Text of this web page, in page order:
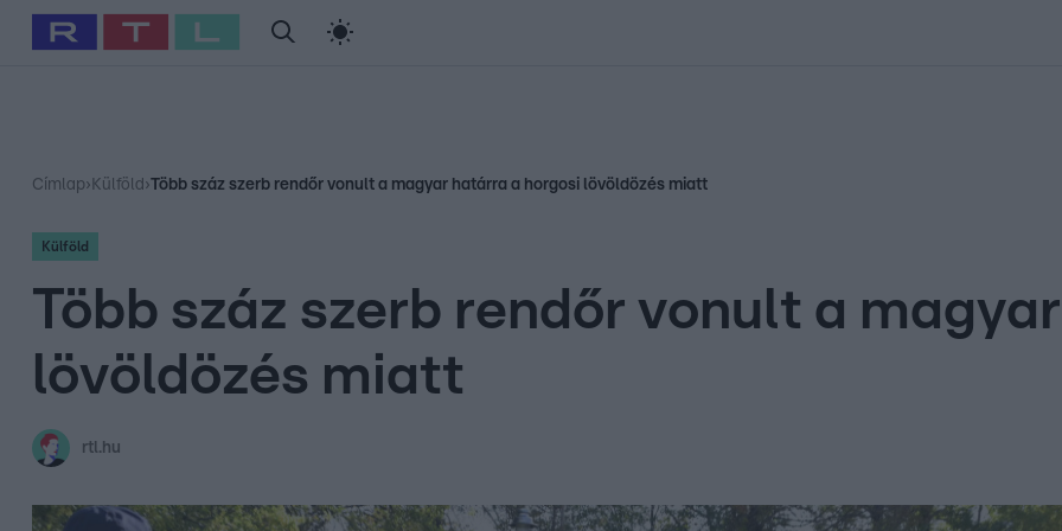
Babits Marcella Szellő István Most Wanted
Címlap› Külföld ›Több száz szerb rendőr vonult a magyar határra a horgosi lövöldözés miatt
Külföld
Több száz szerb rendőr vonult a
lövöldözés miatt
rtl.hu